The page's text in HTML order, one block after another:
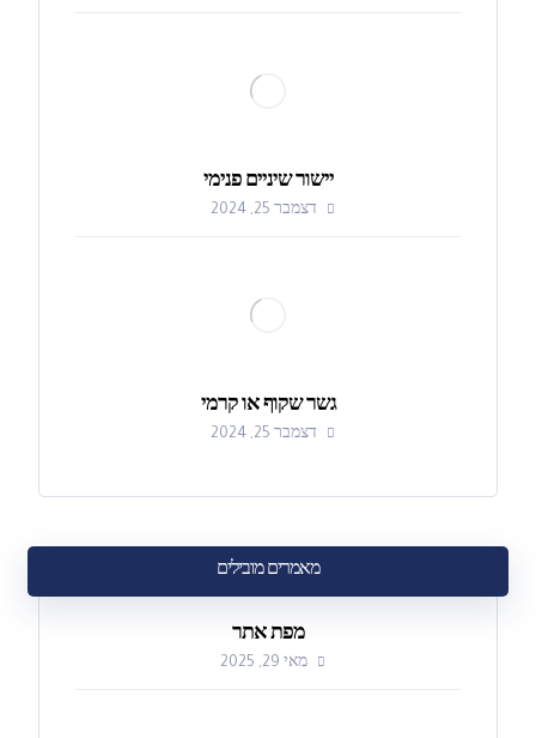
יישור שיניים פנימי
דצמבר 25, 2024
גשר שקוף או קרמי
דצמבר 25, 2024
מאמרים מובילים
מפת אתר
מאי 29, 2025